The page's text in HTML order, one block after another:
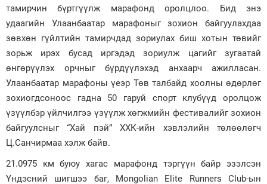
тамирчин бүртгүүлж марафонд оролцлоо. Бид энэ
удаагийн Улаанбаатар марафоныг зохион байгуулахдаа
зөвхөн гүйлтийн тамирчдад зориулах биш хотын төвийг
зорьж ирэх бусад иргэдэд зориулж цагийг зугаатай
өнгөрүүлэх орчныг бүрдүүлэхэд анхаарч ажилласан.
Улаанбаатар марафоны үеэр Төв талбайд хоолны өдөрлөг
зохиогдсоноос гадна 50 гаруй спорт клубүүд оролцож
үзүүлбэр үйлчилгээ үзүүлж хөгжмийн фестивалийг зохион
байгуулсныг “Хай пэй” ХХК-ийн хэвлэлийн төлөөлөгч
Ц.Санчирмаа хэлж байв.
21.0975 км буюу хагас марафонд тэргүүн байр эзэлсэн
Үндэсний шигшээ баг, Mongolian Elite Runners Club-ын